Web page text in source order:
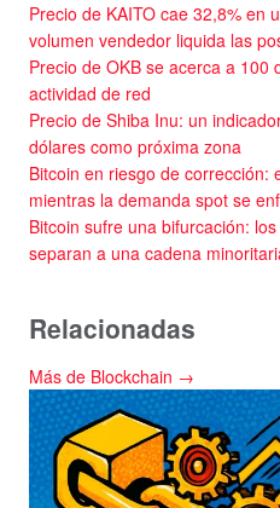
Precio de KAITO cae 32,8% en
volumen vendedor liquida las
Precio de OKB se acerca a 100
actividad de red
Precio de Shiba Inu: un
dólares como próxima zona
Bitcoin en riesgo de corrección:
mientras la demanda spot se
Bitcoin sufre una bifurcación:
separan a una cadena
Relacionadas
Más de Blockchain →